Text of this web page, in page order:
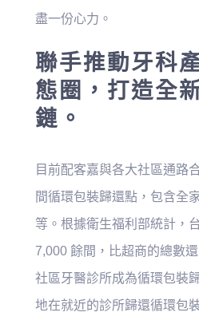
盡一份心力。
聯手推動牙科
態圈，打造全
鏈。
目前配客嘉與各大社區通路
間循環包裝歸還點，包含全
等。根據衛生福利部統計，
7,000 餘間，比超商的總數
社區牙醫診所成為循環包裝
地在就近的診所歸還循環包